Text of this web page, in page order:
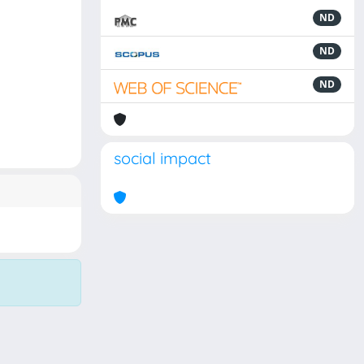
ND
ND
ND
social impact